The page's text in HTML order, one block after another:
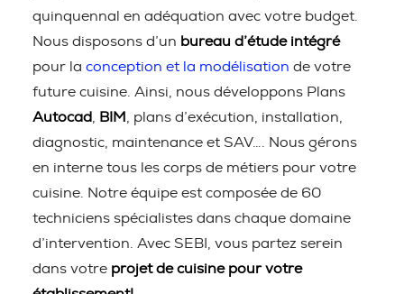
quinquennal en adéquation avec votre budget.
Nous disposons d’un bureau d’étude intégré
pour la conception et la modélisation de votre
future cuisine. Ainsi, nous développons Plans
Autocad
BIM
, plans d’exécution, installation,
diagnostic, maintenance et SAV…. Nous gérons
en interne tous les corps de métiers pour votre
cuisine. Notre équipe est composée de 60
techniciens spécialistes dans chaque domaine
d’intervention. Avec SEBI, vous partez serein
dans votre projet de cuisine pour votre